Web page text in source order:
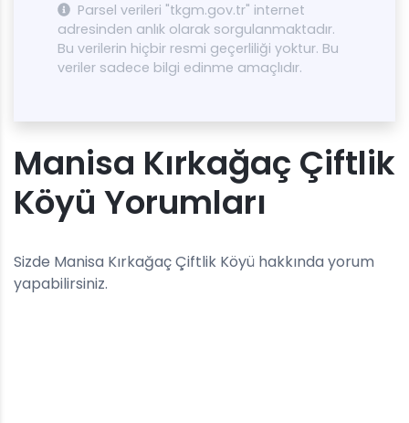
Parsel verileri "tkgm.gov.tr" internet
adresinden anlık olarak sorgulanmaktadır.
Bu verilerin hiçbir resmi geçerliliği yoktur. Bu
veriler sadece bilgi edinme amaçlıdır.
Manisa Kırkağaç Çiftlik
Köyü Yorumları
Sizde Manisa Kırkağaç Çiftlik Köyü hakkında yorum
yapabilirsiniz.